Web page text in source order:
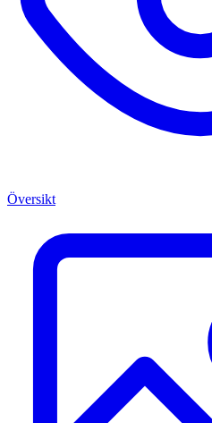
Översikt